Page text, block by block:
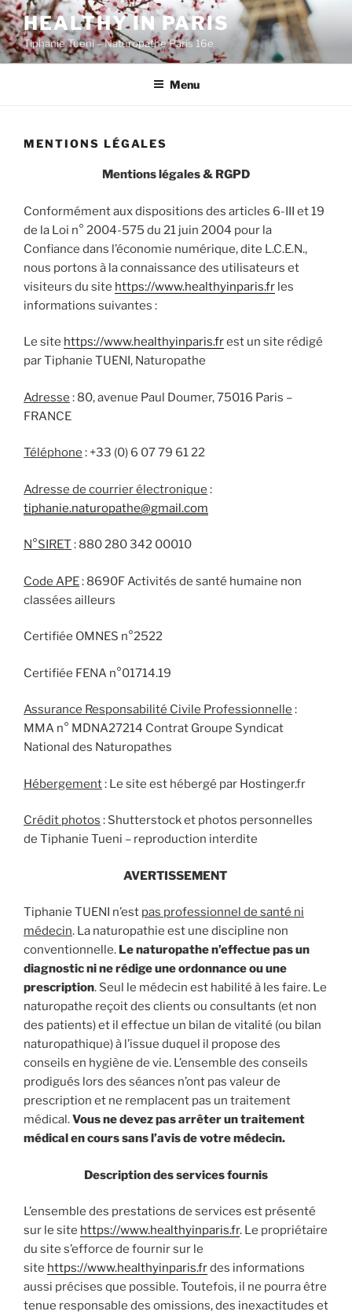
Aller
au
contenu
principal
HEALTHY IN PARIS
Tiphanie Tueni – Naturopathe Paris 16e
Menu
MENTIONS LÉGALES
Mentions légales & RGPD
Conformément aux dispositions des articles 6-III et 19
de la Loi n° 2004-575 du 21 juin 2004 pour la
Confiance dans l’économie numérique, dite L.C.E.N.,
nous portons à la connaissance des utilisateurs et
visiteurs du site https://www.healthyinparis.fr les
informations suivantes :
Le site https://www.healthyinparis.frest un site rédigé
par Tiphanie TUENI, Naturopathe
Adresse : 80, avenue Paul Doumer, 75016 Paris –
FRANCE
Téléphone : +33 (0) 6 07 79 61 22
Adresse de courrier électronique :
tiphanie.naturopathe@gmail.com
N°SIRET : 880 280 342 00010
Code APE: 8690F Activités de santé humaine non
classées ailleurs
Certifiée OMNES n°2522
Certifiée FENA n°01714.19
Assurance Responsabilité Civile Professionnelle :
MMA n° MDNA27214 Contrat Groupe Syndicat
National des Naturopathes
Hébergement: Le site est hébergé par Hostinger.fr
Crédit photos : Shutterstock et photos personnelles
de Tiphanie Tueni – reproduction interdite
AVERTISSEMENT
Tiphanie TUENI n’est pas professionnel de santé ni
médecin. La naturopathie est une discipline non
conventionnelle. Le naturopathe n’effectue pas un
diagnostic ni ne rédige une ordonnance ou une
prescription. Seul le médecin est habilité à les faire. Le
naturopathe reçoit des clients ou consultants (et non
des patients) et il effectue un bilan de vitalité (ou bilan
naturopathique) à l’issue duquel il propose des
conseils en hygiène de vie. L’ensemble des conseils
prodigués lors des séances n’ont pas valeur de
prescription et ne remplacent pas un traitement
médical.Vous ne devez pas arrêter un traitement
médical en cours sans l’avis de votre médecin.
Description des services fournis
L’ensemble des prestations de services est présenté
sur le site https://www.healthyinparis.fr. Le propriétaire
du site s’efforce de fournir sur le
site https://www.healthyinparis.frdes informations
aussi précises que possible. Toutefois, il ne pourra être
tenue responsable des omissions, des inexactitudes et